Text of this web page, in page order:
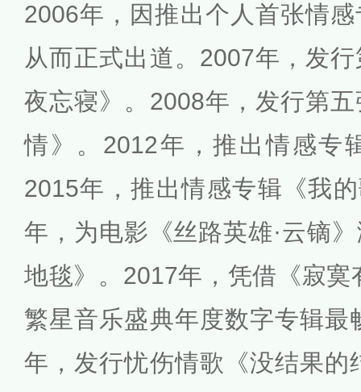
2006年，因推出个人首张情
从而正式出道。2007年，发
夜忘寝》。2008年，发行第
情》。2012年，推出情感专
2015年，推出情感专辑《我
年，为电影《丝路英雄·云镝
地毯》。2017年，凭借《寂
繁星音乐盛典年度数字专辑最
年，发行忧伤情歌《没结果的